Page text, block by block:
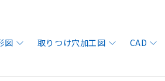
図 取りつけ穴加工図 CAD